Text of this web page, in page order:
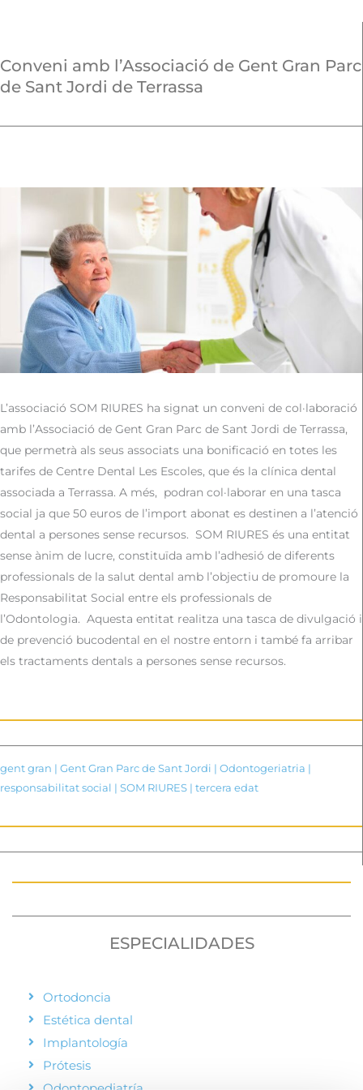
Conveni amb l’Associació de Gent Gran Parc
de Sant Jordi de Terrassa
L’associació SOM RIURES ha signat un conveni de col·laboració
amb l’Associació de Gent Gran Parc de Sant Jordi de Terrassa,
que permetrà als seus associats una bonificació en totes les
tarifes de Centre Dental Les Escoles, que és la clínica dental
associada a Terrassa. A més, podran col·laborar en una tasca
social ja que 50 euros de l’import abonat es destinen a l’atenció
dental a persones sense recursos. SOM RIURES és una entitat
sense ànim de lucre, constituïda amb l’adhesió de diferents
professionals de la salut dental amb l’objectiu de promoure la
Responsabilitat Social entre els professionals de
l’Odontologia. Aquesta entitat realitza una tasca de divulgació i
de prevenció bucodental en el nostre entorn i també fa arribar
els tractaments dentals a persones sense recursos.
gent gran | Gent Gran Parc de Sant Jordi | Odontogeriatria |
responsabilitat social | SOM RIURES | tercera edat
ESPECIALIDADES
Ortodoncia
Estética dental
Implantología
Prótesis